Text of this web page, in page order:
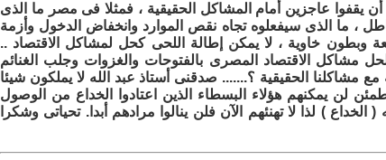
أن يقفوا عاجزين أمام المشاكل الحقيقية ، فمثلا فى مصر ما الذى
، ما الذى سيفعلوه تجاه نقص الموارد وانخفاض الدخول وأزمة
وبطون خاوية ، لا يمكن إطالة اللحى كحل لمشاكل الاقتصاد ..
مشاكل الاقتصاد المصرى بالفتوحات والغزوات وجلب الغنائم
مشاكلنا الحقيقية ؟....... صدقنى أستاذ عبد الله لا يملكون شيئا
لن يمكنهم هؤلاء البسطاء الذين اعتادوا الخداع من الوصول
) لذا لا تهنئهم الآن فلن ينالوا مرادهم أبدا. تحياتى وشكرا